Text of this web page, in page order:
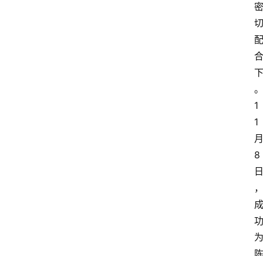
密
切
配
合
下
。
1
1
月
8
日
，
成
功
为
陈